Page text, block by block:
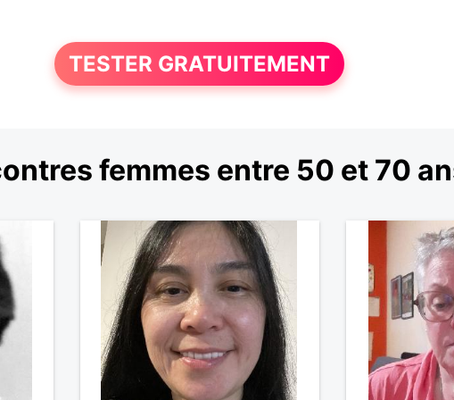
TESTER GRATUITEMENT
femmes entre 50 et 70